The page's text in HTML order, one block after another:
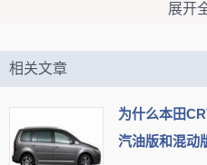
展开
相关文章
为什么本田
汽油版和混动